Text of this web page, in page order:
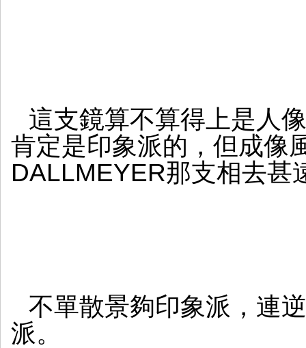
這支鏡算不算得上是人
肯定是印象派的，但成像
DALLMEYER那支相去甚
不單散景夠印象派，連
派。